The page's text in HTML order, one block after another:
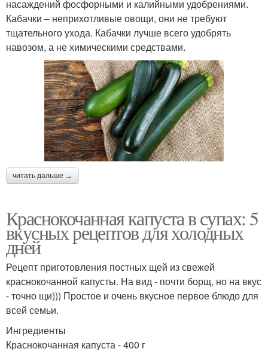
насаждений фосфорными и калийными удобрениями.
Кабачки – неприхотливые овощи, они не требуют
тщательного ухода. Кабачки лучше всего удобрять
навозом, а не химическими средствами.
читать дальше →
Краснокочанная капуста в супах: 5
вкусных рецептов для холодных
дней
Рецепт приготовления постных щей из свежей
краснокочанной капусты. На вид - почти борщ, но на вкус
- точно щи))) Простое и очень вкусное первое блюдо для
всей семьи.
Ингредиенты
Краснокочанная капуста - 400 г